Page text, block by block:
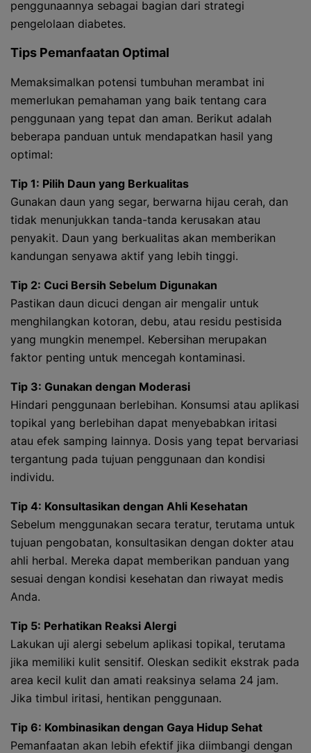
penggunaannya sebagai bagian dari strategi
pengelolaan diabetes.
Tips Pemanfaatan Optimal
Memaksimalkan potensi tumbuhan merambat ini
memerlukan pemahaman yang baik tentang cara
penggunaan yang tepat dan aman. Berikut adalah
beberapa panduan untuk mendapatkan hasil yang
optimal:
Tip 1: Pilih Daun yang Berkualitas
Gunakan daun yang segar, berwarna hijau cerah, dan
tidak menunjukkan tanda-tanda kerusakan atau
penyakit. Daun yang berkualitas akan memberikan
kandungan senyawa aktif yang lebih tinggi.
Tip 2: Cuci Bersih Sebelum Digunakan
Pastikan daun dicuci dengan air mengalir untuk
menghilangkan kotoran, debu, atau residu pestisida
yang mungkin menempel. Kebersihan merupakan
faktor penting untuk mencegah kontaminasi.
Tip 3: Gunakan dengan Moderasi
Hindari penggunaan berlebihan. Konsumsi atau aplikasi
topikal yang berlebihan dapat menyebabkan iritasi
atau efek samping lainnya. Dosis yang tepat bervariasi
tergantung pada tujuan penggunaan dan kondisi
individu.
Tip 4: Konsultasikan dengan Ahli Kesehatan
Sebelum menggunakan secara teratur, terutama untuk
tujuan pengobatan, konsultasikan dengan dokter atau
ahli herbal. Mereka dapat memberikan panduan yang
sesuai dengan kondisi kesehatan dan riwayat medis
Anda.
Tip 5: Perhatikan Reaksi Alergi
Lakukan uji alergi sebelum aplikasi topikal, terutama
jika memiliki kulit sensitif. Oleskan sedikit ekstrak pada
area kecil kulit dan amati reaksinya selama 24 jam.
Jika timbul iritasi, hentikan penggunaan.
Tip 6: Kombinasikan dengan Gaya Hidup Sehat
Pemanfaatan akan lebih efektif jika diimbangi dengan